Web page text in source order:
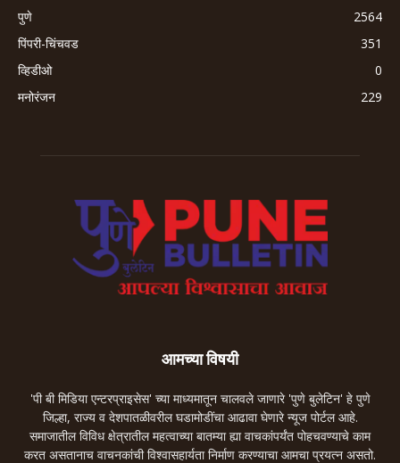
पुणे
2564
पिंपरी-चिंचवड
351
व्हिडीओ
0
मनोरंजन
229
आमच्या विषयी
'पी बी मिडिया एन्टरप्राइसेस' च्या माध्यमातून चालवले जाणारे 'पुणे बुलेटिन' हे पुणे
जिल्हा, राज्य व देशपातळीवरील घडामोडींचा आढावा घेणारे न्यूज पोर्टल आहे.
समाजातील विविध क्षेत्रातील महत्वाच्या बातम्या ह्या वाचकांपर्यंत पोहचवण्याचे काम
करत असतानाच वाचनकांची विश्वासहार्यता निर्माण करण्याचा आमचा प्रयत्न असतो.